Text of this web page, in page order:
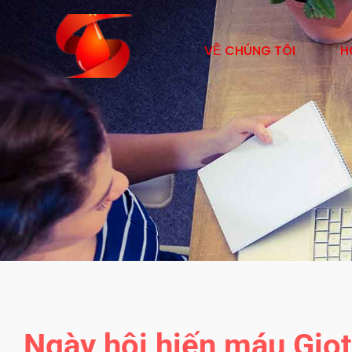
VỀ CHÚNG TÔI